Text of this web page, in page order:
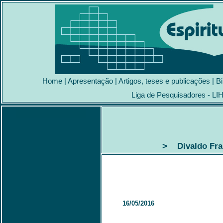
Home | Apresentação | Artigos, teses e publicações |
Liga de Pesquisadores -
> Divaldo
16/05/2016